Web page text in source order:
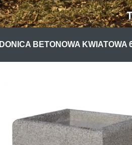
DONICA BETONOWA KWIATOWA